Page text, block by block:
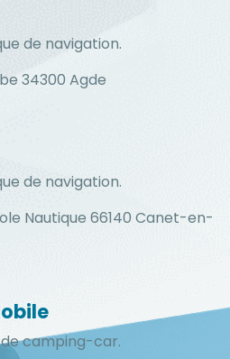
de navigation.
34300 Agde
de navigation.
Nautique 66140 Canet-en-
camping-car.